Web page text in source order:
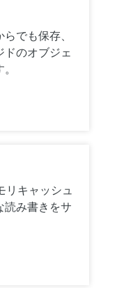
でも保存、
ドのオブジェ
リキャッシュ
読み書きをサ